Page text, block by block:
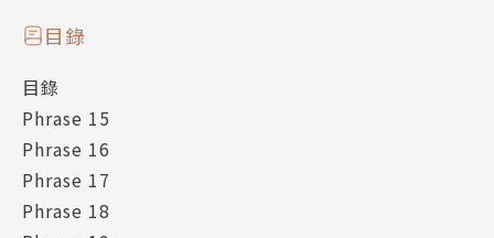
目錄
目錄
Phrase 15
Phrase 16
Phrase 17
Phrase 18